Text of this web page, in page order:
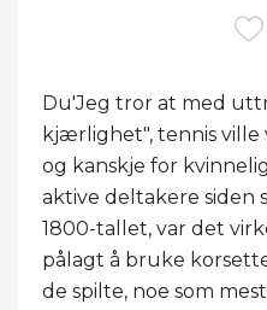
Du'Jeg tror at med
kjærlighet", tennis
og kanskje for
aktive deltakere siden
1800-tallet, var det
pålagt å bruke
de spilte, noe som